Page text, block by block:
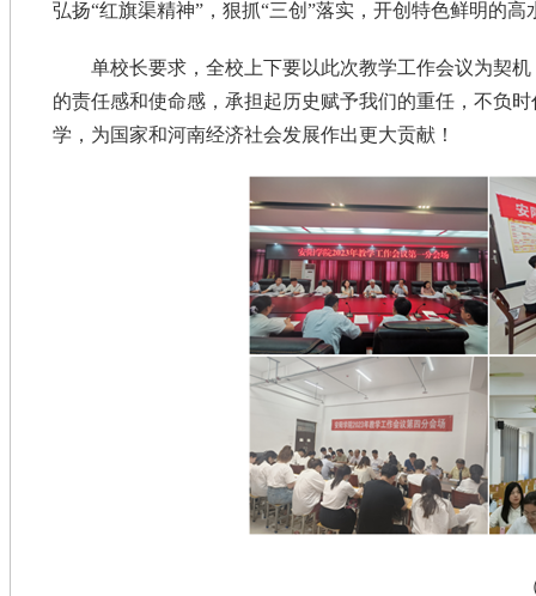
弘扬“红旗渠精神”，狠抓“三创”落实，开创特色鲜明的
单校长要求，全校上下要以此次教学工作会议为契
的责任感和使命感，承担起历史赋予我们的重任，不负
学，为国家和河南经济社会发展作出更大贡献！